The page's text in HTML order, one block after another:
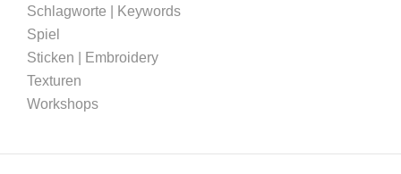
Schlagworte | Keywords
Spiel
Sticken | Embroidery
Texturen
Workshops